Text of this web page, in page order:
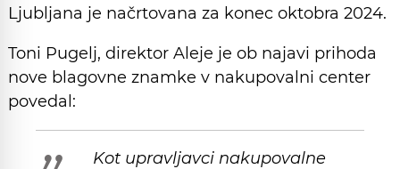
Ljubljana je načrtovana za konec oktobra 2024.
Toni Pugelj, direktor Aleje je ob najavi prihoda
nove blagovne znamke v nakupovalni center
povedal:
Kot upravljavci nakupovalne